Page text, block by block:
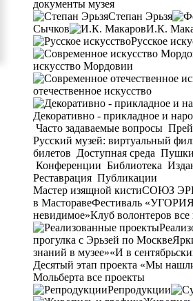
документы музея
Степан Эрьзя
Сычков
И.К.
Русское
искусство Мордовии
отечественное искусство
Декоративно - прикладное и
Часто задаваемые вопросы
Русский музей: виртуальный
билетов Доступная среда
Конференции Библиотека
Реставрация Публикации
Мастер изящной кистиСОЮЗ
в МасторавеФестиваль
невидимое»Клуб волонтеров все
прогулка с Эрьзей по Москве
знаний в музее»«И в
Десятый этап проекта «Мы
Мольберта все проекты
Репродукции